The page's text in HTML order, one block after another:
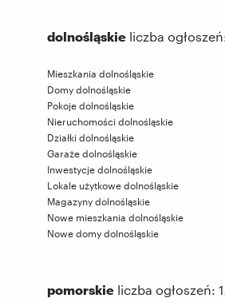
dolnośląskie liczba
Mieszkania dolnośląskie
Domy dolnośląskie
Pokoje dolnośląskie
Nieruchomości dolnośląskie
Działki dolnośląskie
Garaże dolnośląskie
Inwestycje dolnośląskie
Lokale użytkowe dolnośląskie
Magazyny dolnośląskie
Nowe mieszkania dolnośląskie
Nowe domy dolnośląskie
pomorskie liczba ogłoszeń: